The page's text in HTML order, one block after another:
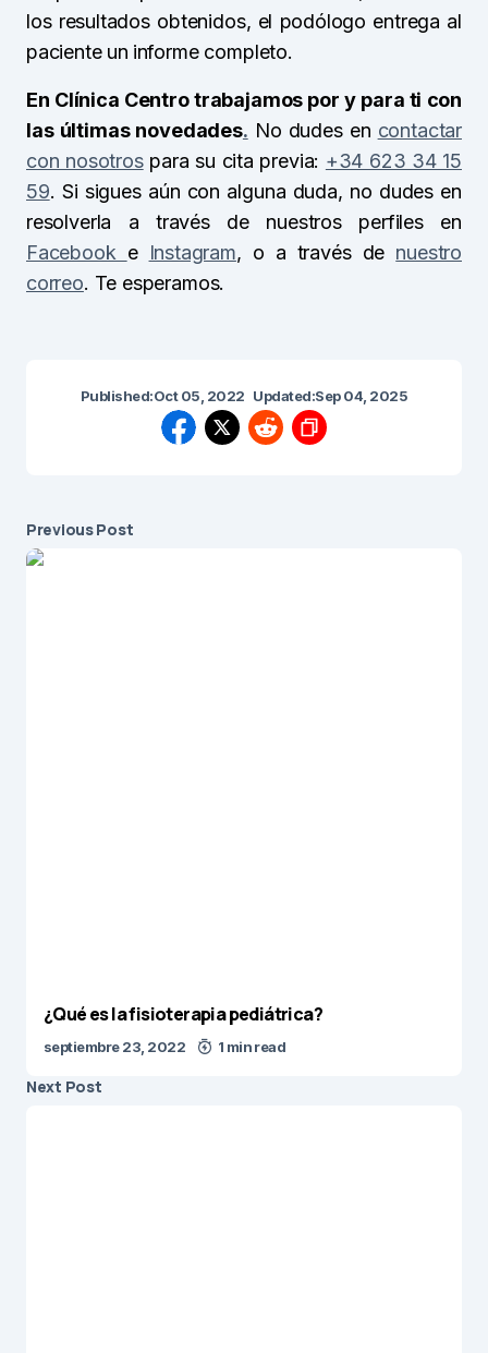
los resultados obtenidos, el podólogo entrega al
paciente un informe completo.
En Clínica Centro trabajamos por y para ti con
las últimas novedades. No dudes en contactar
con nosotrospara su cita previa: +34 623 34 15
59. Si sigues aún con alguna duda, no dudes en
resolverla a través de nuestros perfiles en
Facebook e Instagram, o a través de nuestro
correo. Te esperamos.
Published:Oct 05, 2022 Updated:Sep 04, 2025
Previous Post
¿Qué es la fisioterapia pediátrica?
septiembre 23, 2022 1 min read
Next Post